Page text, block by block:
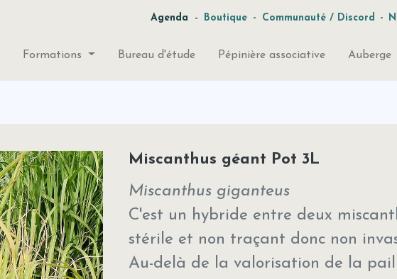
Agenda - Boutique - Communauté / Discord -
Formations Bureau d'étude Pépinière associative Auberge
Miscanthus géant Pot 3L
Miscanthus giganteus
C'est un hybride entre deux
stérile et non traçant donc non
Au-delà de la valorisation de la